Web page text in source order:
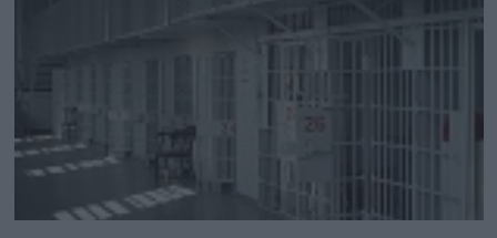
κρύψει σε διάφορα σημεία […]